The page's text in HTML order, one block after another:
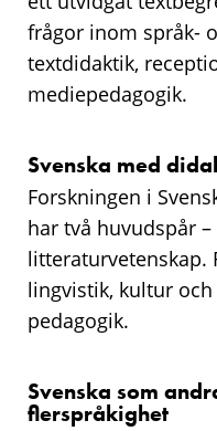
frågor inom språk-
textdidaktik,
mediepedagogik.
Svenska med
Forskningen i
har två huvudspår
litteraturvetenskap.
lingvistik, kultur
pedagogik.
Svenska som
flerspråkighet